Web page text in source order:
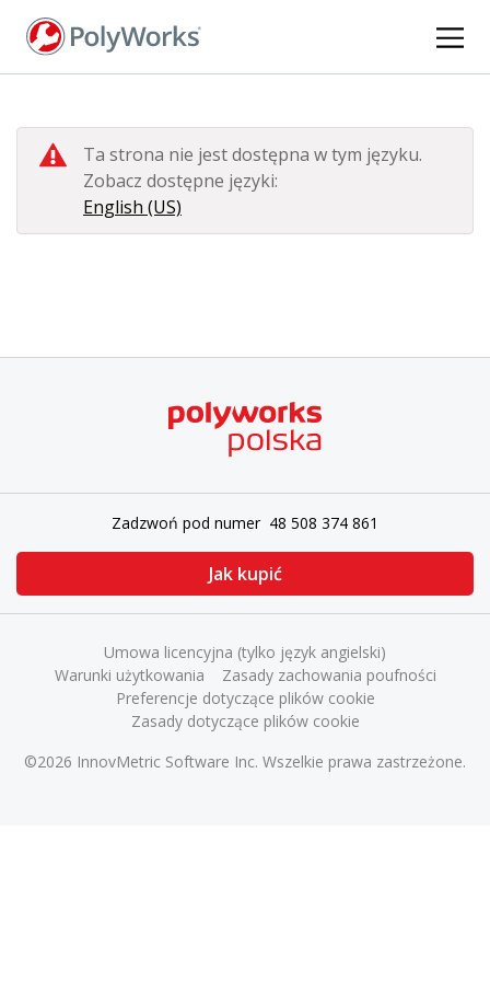
Przejdź
Ta strona nie jest dostępna w tym języku.
Zobacz dostępne języki:
English (US)
Zadzwoń pod numer 48 508 374 861
Jak kupić
©2026 InnovMetric Software Inc. Wszelkie prawa zastrzeżone.
Umowa licencyjna (tylko język angielski)
Warunki użytkowania
Zasady zachowania poufności
Preferencje dotyczące plików cookie
Zasady dotyczące plików cookie